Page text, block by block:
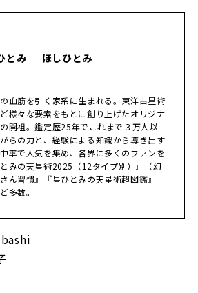
とみ ｜ ほしひとみ
血筋を引く家系に生まれる。東洋占星術
様々な要素をもとに創り上げたオリジナ
開祖。鑑定歴25年でこれまで３万人以
らの力と、経験による知識から導き出す
率で人気を集め、各界に多くのファンを
みの天星術2025（12タイプ別）』（幻
ん習慣』『星ひとみの天星術超図鑑』
多数。